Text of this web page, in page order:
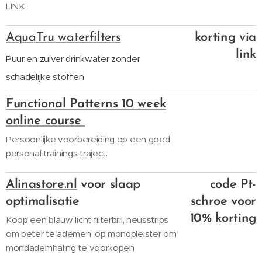
LINK
AquaTru waterfilters
Puur en zuiver drinkwater zonder
schadelijkestoffen
korting via
link
Functional Patterns 10 week
online course
Persoonlijke voorbereiding op een goed
personal trainings traject.
Alinastore.nl voor slaap
optimalisatie
Koop een blauw licht filterbril, neusstrips
om beter te ademen, op mondpleister om
mondademhaling te voorkopen
code Pt-
schroevoor
10% korting